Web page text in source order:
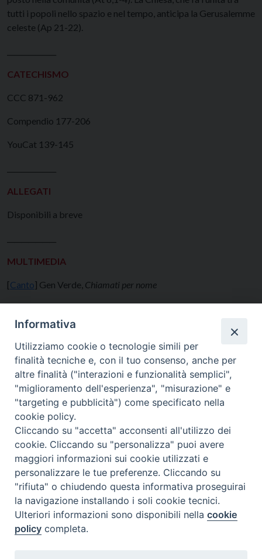
tutti i popoli nello spazio e nel tempo, anticipa la Gerusalemme
celeste (Ap 21-22).
CATECHISMO
CCC 871-962
Compendio 177-206
YouCat 139-145
ALLEGATI
Disponibili a breve
MULTIMEDIA
[Canto] Gen Verde, Chiamati per nome
Piazza Mario Dottori, 14
02047 Poggio Mirteto (Rieti)
Informativa
Utilizziamo cookie o tecnologie simili per
finalità tecniche e, con il tuo consenso, anche per
altre finalità ("interazioni e funzionalità semplici",
"miglioramento dell'esperienza", "misurazione" e
"targeting e pubblicità") come specificato nella
cookie policy.
Cliccando su "accetta" acconsenti all'utilizzo dei
cookie. Cliccando su "personalizza" puoi avere
maggiori informazioni sui cookie utilizzati e
personalizzare le tue preferenze. Cliccando su
"rifiuta" o chiudendo questa informativa proseguirai
la navigazione installando i soli cookie tecnici.
Ulteriori informazioni sono disponibili nellacookie
policy completa.